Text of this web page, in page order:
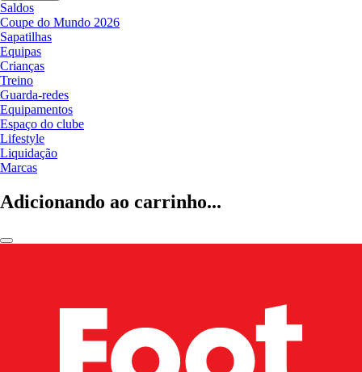
Saldos
Coupe do Mundo 2026
Sapatilhas
Equipas
Crianças
Treino
Guarda-redes
Equipamentos
Espaço do clube
Lifestyle
Liquidação
Marcas
Adicionando ao carrinho...